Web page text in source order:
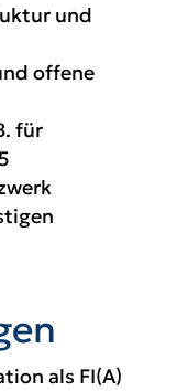
und
offene
für
als FI(A)